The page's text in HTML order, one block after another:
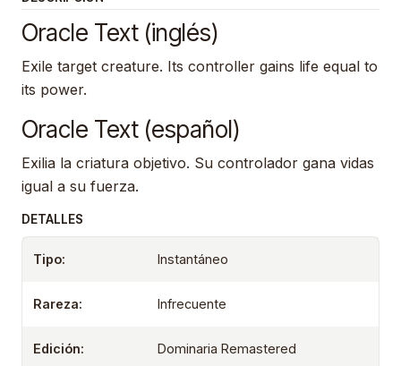
Oracle Text (inglés)
Exile target creature. Its controller gains life equal to
its power.
Oracle Text (español)
Exilia la criatura objetivo. Su controlador gana vidas
igual a su fuerza.
DETALLES
Tipo: Instantáneo
Rareza: Infrecuente
Edición: Dominaria Remastered